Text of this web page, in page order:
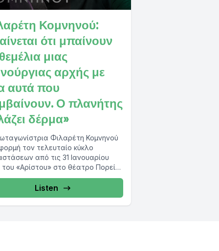
Κομνηνού:
ότι μπαίνουν
μιας
αρχής με
αυτά που
Ο πλανήτης
δέρμα»
Φιλαρέτη Κομνηνού
τον τελευταίο κύκλο
από τις 31 Ιανουαρίου
του «Αρίστου» στο θέατρο Πορεία
στο protothema.gr και...
Listen